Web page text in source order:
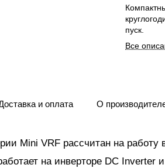
пуск.
Все
и оплата О
Mini VRF рассчитан на
на инверторе DC Inverter